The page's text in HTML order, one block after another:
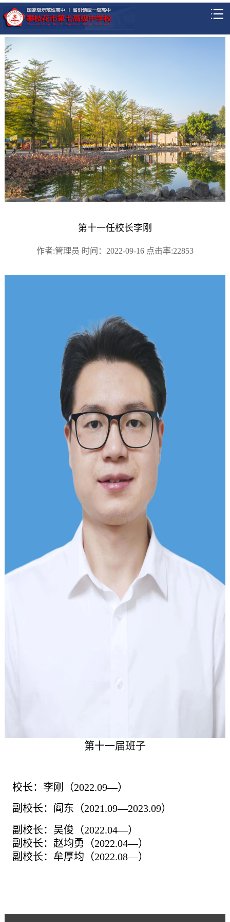
第十一任校长李刚
作者:管理员 时间：2022-09-16 点击率:22853
第十一届班子
校长：李刚（2022.09—）
副校长：阎东（2021.09—2023.09）
副校长：吴俊（2022.04—）
副校长：赵均勇（2022.04—）
副校长：牟厚均（2022.08—）